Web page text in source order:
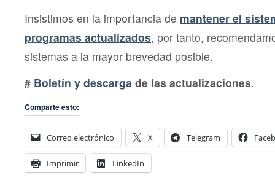
Insistimos en la importancia de mantener el
programas actualizados, por tanto,
sistemas a la mayor brevedad posible.
# Boletín y descarga de las actualizaciones.
Comparte esto:
Correo electrónico X Telegram
Imprimir LinkedIn